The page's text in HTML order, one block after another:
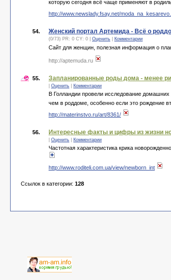
которую сегодня всё чаще применяют в
http://www.newslady.fsay.net/
54. Женский портал Артемида - Всё о
(0/73) PR: 0 CY: 0 | Оценить Комментарии
Сайт для женщин, полезная информация о
http://aptemuda.ru
55. Запланированные роды дома - менее
Оценить Комментарии
В Голландии провели исследование
чем в роддоме, особенно если это рождение
http://materinstvo.ru/art/8361/
56. Интересные факты и цифры из жизни
Оценить Комментарии
Частотная характеристика крика
http://www.roditeli.com.ua/view/newborn_int
Ссылок в категории: 128